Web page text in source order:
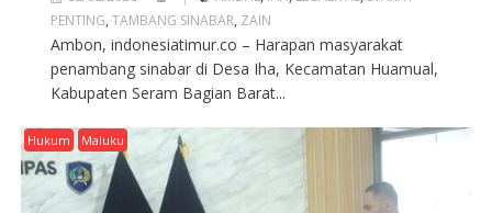
PENTING, TAMBANG SINABAR, ZAIN
Ambon, indonesiatimur.co – Harapan masyarakat
penambang sinabar di Desa Iha, Kecamatan Huamual,
Kabupaten Seram Bagian Barat...
Hukum Maluku